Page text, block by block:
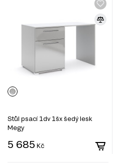
Stůl psací 1dv 1šx šedý lesk
Megy
5 685 Kč